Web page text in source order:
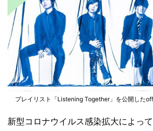
プレイリスト「Listening Together」を公開した
新型コロナウイルス感染拡大によっ